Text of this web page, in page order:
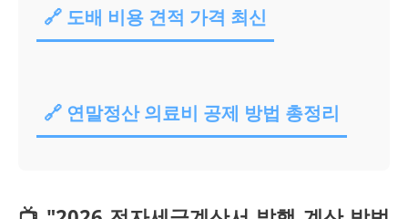
🔗 도배 비용 견적 가격 최신
🔗 연말정산 의료비 공제 방법 총정리